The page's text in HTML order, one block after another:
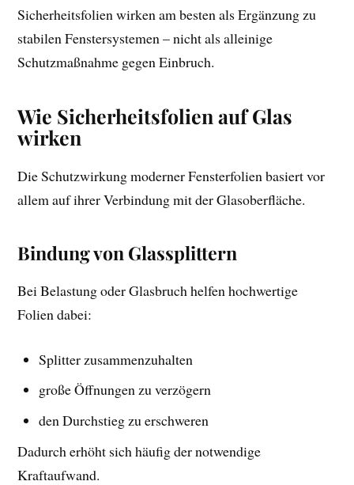
Sicherheitsfolien wirken am besten als Ergänzung zu
stabilen Fenstersystemen – nicht als alleinige
Schutzmaßnahme gegen Einbruch.
Wie Sicherheitsfolien auf Glas
wirken
Die Schutzwirkung moderner Fensterfolien basiert vor
allem auf ihrer Verbindung mit der Glasoberfläche.
Bindung von Glassplittern
Bei Belastung oder Glasbruch helfen hochwertige
Folien dabei:
Splitter zusammenzuhalten
große Öffnungen zu verzögern
den Durchstieg zu erschweren
Dadurch erhöht sich häufig der notwendige
Kraftaufwand.